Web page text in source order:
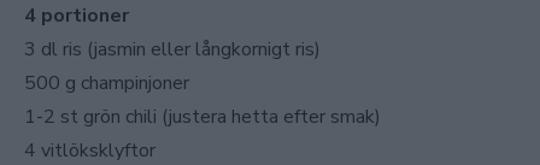
4 portioner
3 dl ris (jasmin eller långkornigt ris)
500 g champinjoner
1-2 st grön chili (justera hetta efter smak)
4 vitlöksklyftor